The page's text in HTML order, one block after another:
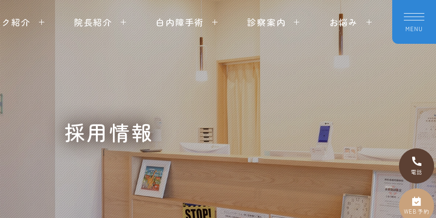
採
用
情
報
紹介 院長紹介 白内障手術 診察案内 お悩み
MENU
採用情報
電話
WEB予約